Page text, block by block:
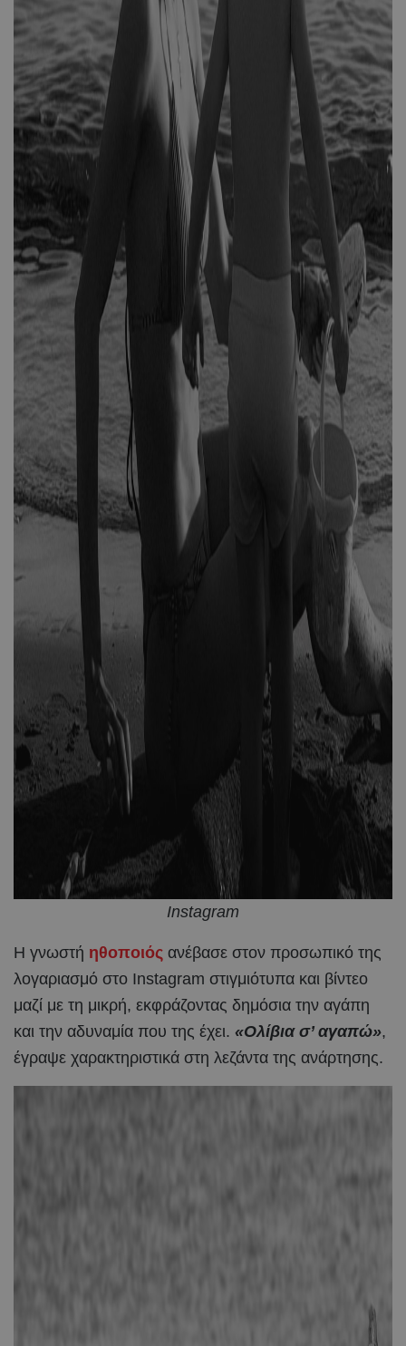
Instagram
Η γνωστή ηθοποιός ανέβασε στον προσωπικό της
λογαριασμό στο Instagram στιγμιότυπα και βίντεο
μαζί με τη μικρή, εκφράζοντας δημόσια την αγάπη
και την αδυναμία που της έχει. «Ολίβια σ’ αγαπώ»,
έγραψε χαρακτηριστικά στη λεζάντα της ανάρτησης.